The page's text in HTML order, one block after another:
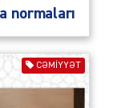
normaları
CƏMIYYƏT